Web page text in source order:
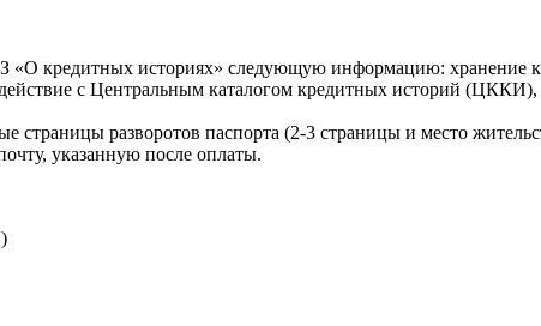
кредитных историях» следующую информацию: хранение
с Центральным каталогом кредитных историй
страницы разворотов паспорта (2-3 страницы и место
указанную после оплаты.